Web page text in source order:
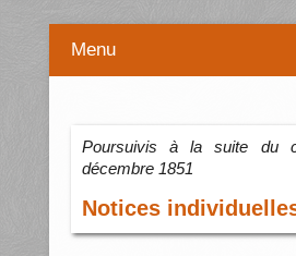
Menu
Poursuivis à la suite du
décembre 1851
Notices